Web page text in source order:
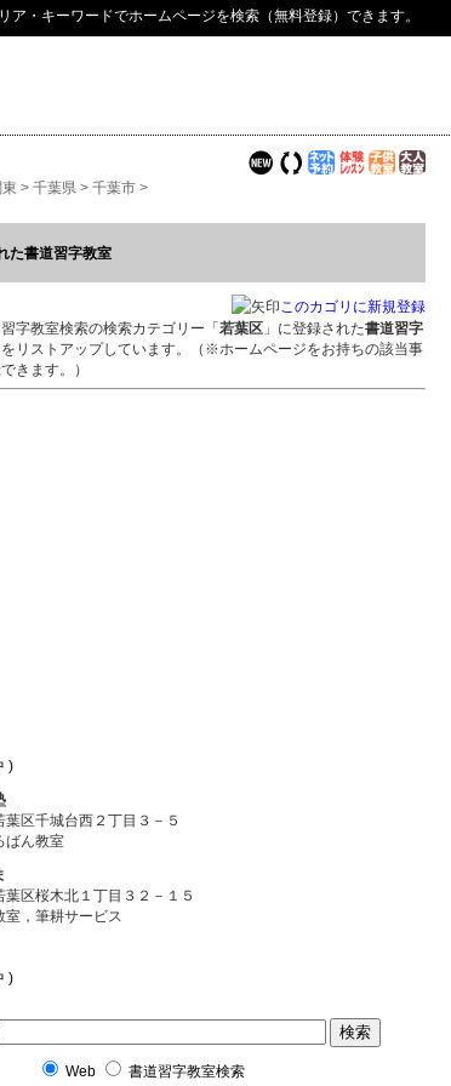
ア・キーワードでホームページを検索（無料登録）できます。
> 千葉県 > 千葉市 >
た書道習字教室
このカゴリに新規登録
字教室検索の検索カテゴリー「 若葉区 」に登録された書道習字
リストアップしています。（※ホームページをお持ちの該当事
きます。）
)
葉区千城台西２丁目３－５
ばん教室
葉区桜木北１丁目３２－１５
室，筆耕サービス
)
Web 書道習字教室検索